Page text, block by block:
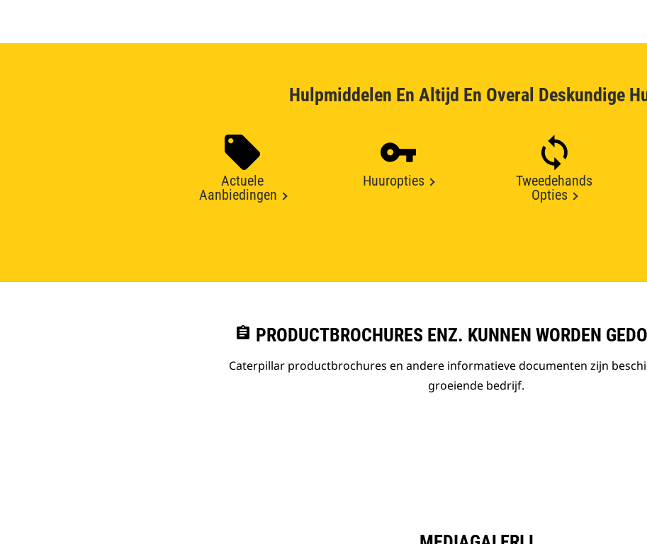
Hulpmiddelen En Altijd En Overal Deskundige
Actuele
Aanbiedingen
Huuropties
Tweedehands
Opties
assignment PRODUCTBROCHURES ENZ. KUNNEN WORDEN
Caterpillar productbrochures en andere informatieve documenten zijn
groeiende bedrijf.